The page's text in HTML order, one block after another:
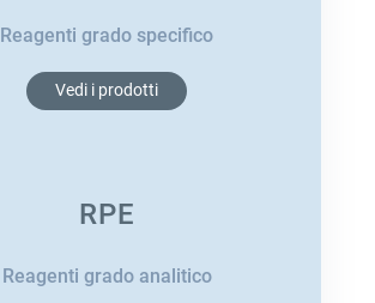
Reagenti grado specifico
Vedi i prodotti
RPE
Reagenti grado analitico